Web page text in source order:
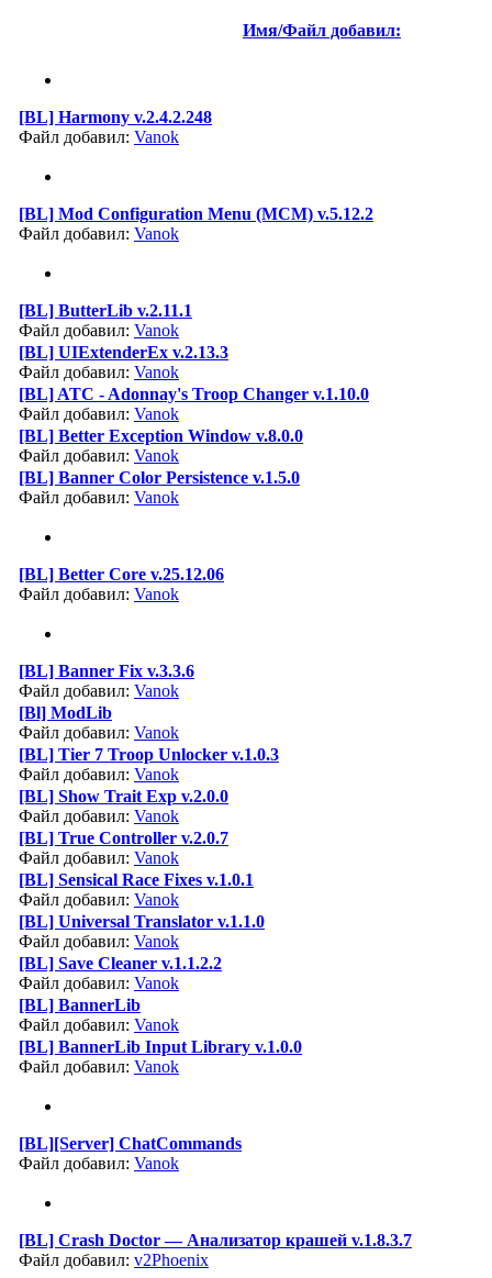
Имя/Файл добавил:
[BL] Harmony v.2.4.2.248
Файл добавил: Vanok
[BL] Mod Configuration Menu (MCM) v.5.12.2
Файл добавил: Vanok
[BL] ButterLib v.2.11.1
Файл добавил: Vanok
[BL] UIExtenderEx v.2.13.3
Файл добавил: Vanok
[BL] ATC - Adonnay's Troop Changer v.1.10.0
Файл добавил: Vanok
[BL] Better Exception Window v.8.0.0
Файл добавил: Vanok
[BL] Banner Color Persistence v.1.5.0
Файл добавил: Vanok
[BL] Better Core v.25.12.06
Файл добавил: Vanok
[BL] Banner Fix v.3.3.6
Файл добавил: Vanok
[Bl] ModLib
Файл добавил: Vanok
[BL] Tier 7 Troop Unlocker v.1.0.3
Файл добавил: Vanok
[BL] Show Trait Exp v.2.0.0
Файл добавил: Vanok
[BL] True Controller v.2.0.7
Файл добавил: Vanok
[BL] Sensical Race Fixes v.1.0.1
Файл добавил: Vanok
[BL] Universal Translator v.1.1.0
Файл добавил: Vanok
[BL] Save Cleaner v.1.1.2.2
Файл добавил: Vanok
[BL] BannerLib
Файл добавил: Vanok
[BL] BannerLib Input Library v.1.0.0
Файл добавил: Vanok
[BL][Server] ChatCommands
Файл добавил: Vanok
[BL] Crash Doctor — Анализатор крашей v.1.8.3.7
Файл добавил: v2Phoenix